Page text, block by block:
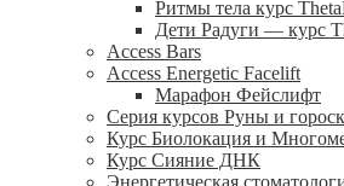
Ритмы тела курс
Дети Радуги — курс
Access Bars
Access Energetic Facelift
Марафон Фейслифт
Серия курсов Руны и
Курс Биолокация и
Курс Сияние ДНК
Энергетическая